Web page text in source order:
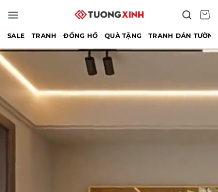
qua
SALE TRANH ĐỒNG HỒ QUÀ TẶNG TRANH DÁN